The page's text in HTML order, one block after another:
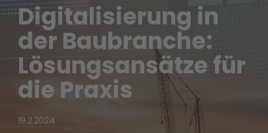
Digitalisierung in
der Baubranche:
Lösungsansätze für
die Praxis
19.2.2024